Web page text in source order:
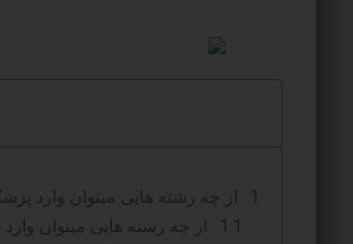
از چه رشته هایی میتوان وارد
از چه رشته هایی میتوان